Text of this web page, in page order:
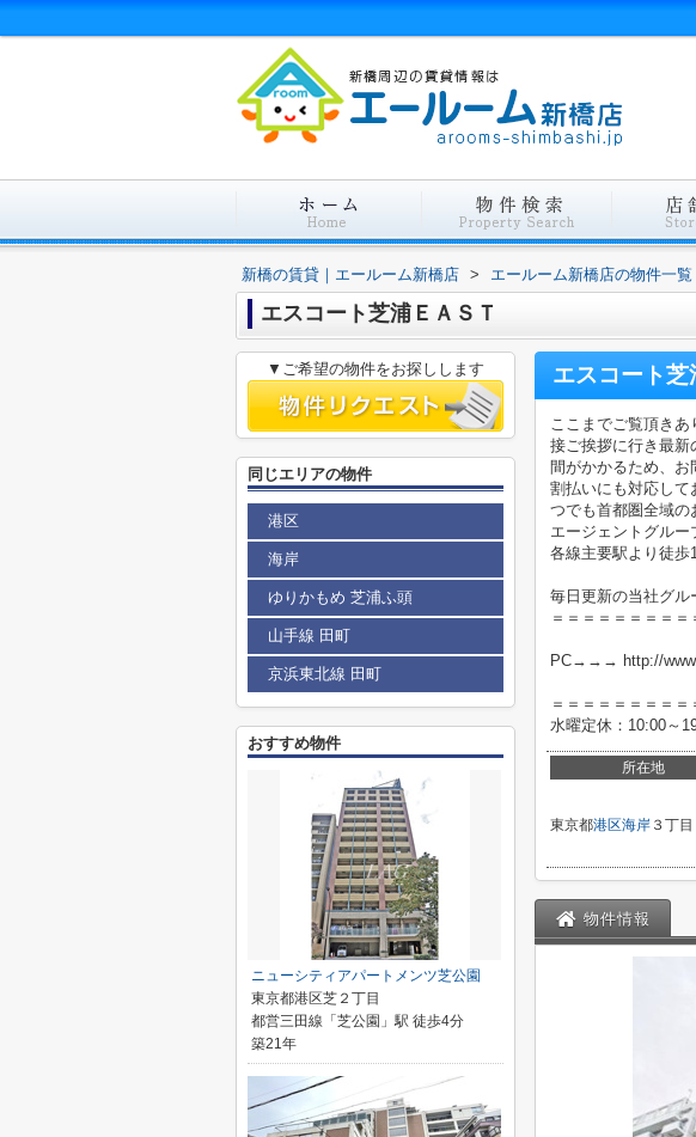
新橋の賃貸｜エールーム新橋店 > エールーム新橋店の物件一覧
エスコート芝浦ＥＡＳＴ
エスコート芝
ここまでご覧頂き
接ご挨拶に行き最新
間がかかるため、
割払いにも対応し
つでも首都圏全域
エージェントグル
各線主要駅より徒
毎日更新の当社グル
＝＝＝＝＝＝＝＝
PC→→→ http://
＝＝＝＝＝＝＝＝
水曜定休：10:00～
所在地
東京都港区海岸 ３丁目
物件情報
▼ご希望の物件をお探しします
同じエリアの物件
港区
海岸
ゆりかもめ 芝浦ふ頭
山手線 田町
京浜東北線 田町
おすすめ物件
ニューシティアパートメンツ芝公園
東京都港区芝２丁目
都営三田線「芝公園」駅 徒歩4分
築21年